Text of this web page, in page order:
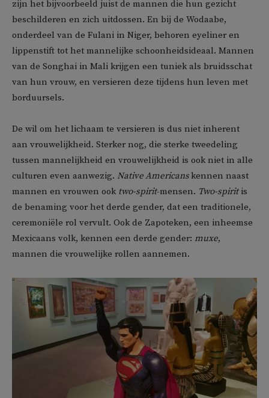
zijn het bijvoorbeeld juist de mannen die hun gezicht
beschilderen en zich uitdossen. En bij de Wodaabe,
onderdeel van de Fulani in Niger, behoren eyeliner en
lippenstift tot het mannelijke schoonheidsideaal. Mannen
van de Songhai in Mali krijgen een tuniek als bruidsschat
van hun vrouw, en versieren deze tijdens hun leven met
borduursels.
De wil om het lichaam te versieren is dus niet inherent
aan vrouwelijkheid. Sterker nog, die sterke tweedeling
tussen mannelijkheid en vrouwelijkheid is ook niet in alle
culturen even aanwezig. Native Americanskennen naast
mannen en vrouwen ook two-spirit-mensen. Two-spiritis
de benaming voor het derde gender, dat een traditionele,
ceremoniële rol vervult. Ook de Zapoteken, een inheemse
Mexicaans volk, kennen een derde gender: muxe,
mannen die vrouwelijke rollen aannemen.